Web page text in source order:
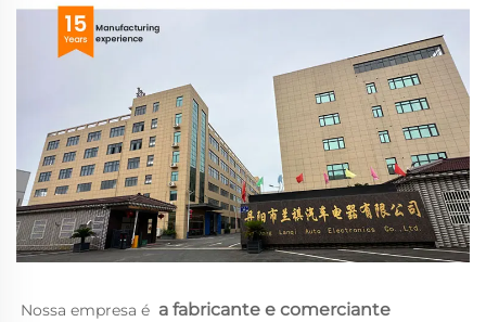
Nossa empresa é a fabricante e comerciante